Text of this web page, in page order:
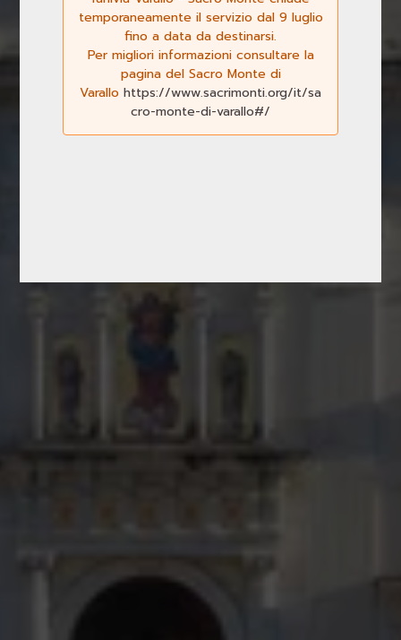
temporaneamente il servizio dal 9 luglio
fino a data da destinarsi.
Per migliori informazioni consultare la
pagina del Sacro Monte di
Varallo https://www.sacrimonti.org/it/sa
cro-monte-di-varallo#/